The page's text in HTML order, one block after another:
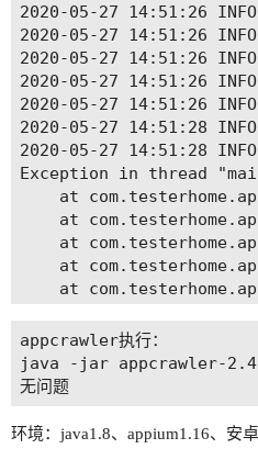
2020-05-27 14:51:26
2020-05-27 14:51:26
2020-05-27 14:51:26
2020-05-27 14:51:26
2020-05-27 14:51:26
2020-05-27 14:51:28
2020-05-27 14:51:28
Exception in thread
	at com.testerhome.appcrawler.AppCrawler$.main(AppCrawler.scala:91)
appcrawler执行：
java -jar appcrawler-
无问题
环境：java1.8、appium1.16、安